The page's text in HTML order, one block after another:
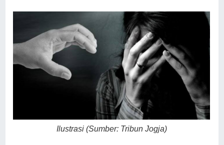
Ilustrasi (Sumber: Tribun Jogja)